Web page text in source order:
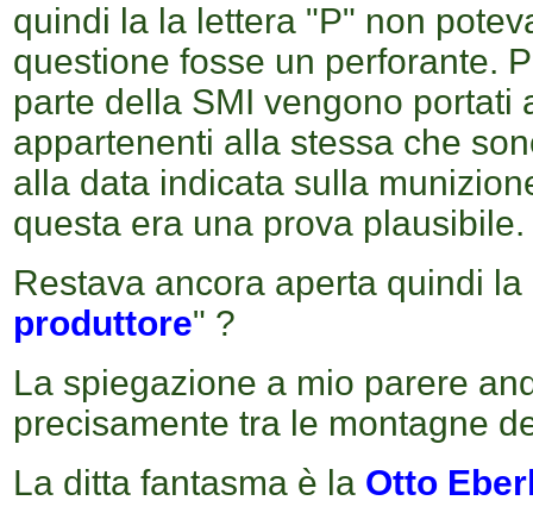
quindi la la lettera "P" non
questione fosse un perforante.
parte della SMI vengono portati
appartenenti alla stessa che
alla data indicata sulla
questa era una prova plausibile.
Restava ancora aperta quindi
produttore" ?
La spiegazione a mio parere
precisamente tra le montagne
La ditta fantasma è la Otto